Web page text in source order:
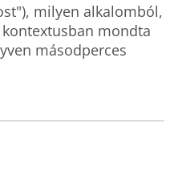
milyen alkalomból,
mondta
másodperces